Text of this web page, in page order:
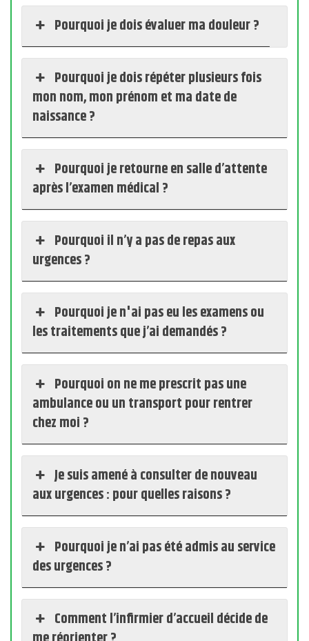
Pourquoi je dois évaluer ma douleur ?
Pourquoi je dois répéter plusieurs fois
mon nom, mon prénom et ma date de
naissance ?
Pourquoi je retourne en salle d’attente
après l’examen médical ?
Pourquoi il n’y a pas de repas aux
urgences ?
Pourquoi je n'ai pas eu les examens ou
les traitements que j’ai demandés ?
Pourquoi on ne me prescrit pas une
ambulance ou un transport pour rentrer
chez moi ?
Je suis amené à consulter de nouveau
aux urgences : pour quelles raisons ?
Pourquoi je n’ai pas été admis au service
des urgences ?
Comment l’infirmier d’accueil décide de